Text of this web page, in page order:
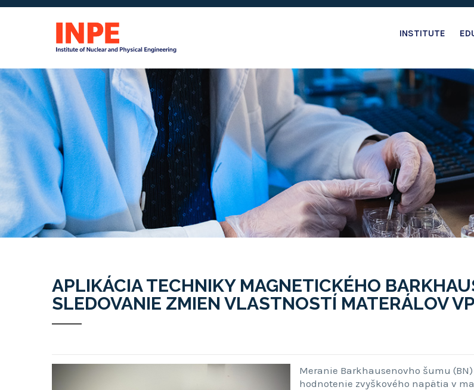
INSTITUTE
APLIKÁCIA TECHNIKY MAGNETICKÉHO
SLEDOVANIE ZMIEN VLASTNOSTÍ MATERÁLOV
Meranie Barkhausenovho šumu
hodnotenie zvyškového napätia v